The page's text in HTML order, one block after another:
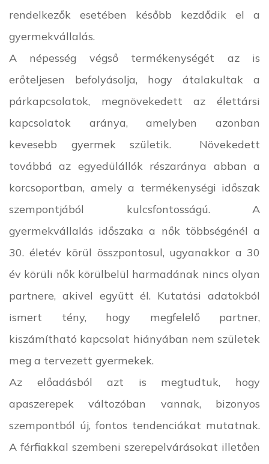
rendelkezők esetében később kezdődik el a
gyermekvállalás.
A népesség végső termékenységét az is
erőteljesen befolyásolja, hogy átalakultak a
párkapcsolatok, megnövekedett az élettársi
kapcsolatok aránya, amelyben azonban
kevesebb gyermek születik. Növekedett
továbbá az egyedülállók részaránya abban a
korcsoportban, amely a termékenységi időszak
szempontjából kulcsfontosságú. A
gyermekvállalás időszaka a nők többségénél a
30. életév körül összpontosul, ugyanakkor a 30
év körüli nők körülbelül harmadának nincs olyan
partnere, akivel együtt él. Kutatási adatokból
ismert tény, hogy megfelelő partner,
kiszámítható kapcsolat hiányában nem születek
meg a tervezett gyermekek.
Az előadásból azt is megtudtuk, hogy
apaszerepek változóban vannak, bizonyos
szempontból új, fontos tendenciákat mutatnak.
A férfiakkal szembeni szerepelvárásokat illetően